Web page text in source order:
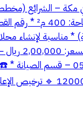
عالية) * مناسبة